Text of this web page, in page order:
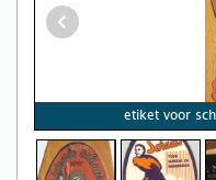
etiket voor